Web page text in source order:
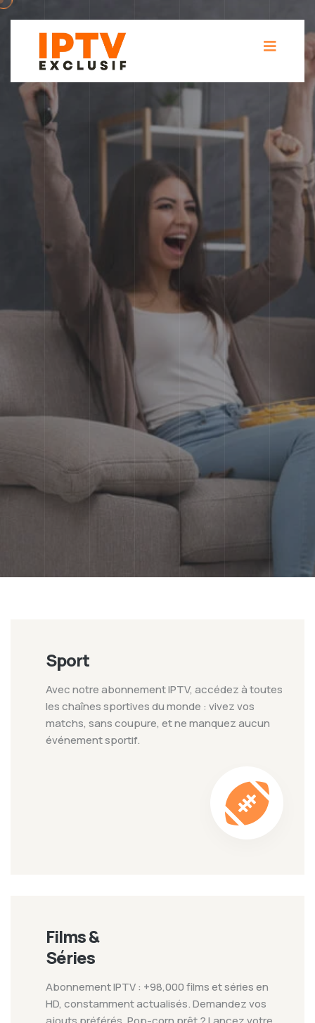
Sport
Avec notre abonnement IPTV, accédez à toutes
les chaînes sportives du monde : vivez vos
matchs, sans coupure, et ne manquez aucun
événement sportif.
Films &
Séries
Abonnement IPTV : +98,000 films et séries en
HD, constamment actualisés. Demandez vos